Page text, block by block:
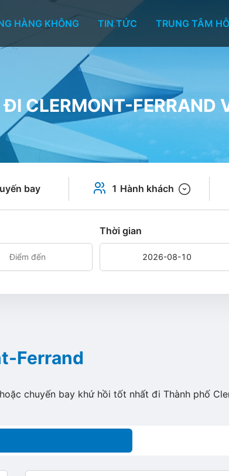
HÀNG KHÔNG TIN TỨC TRUNG TÂM
ĐI CLERMONT-
bay 1 Hành khách
Thời gian
Ferrand
chuyến bay khứ hồi tốt nhất đi Thành phố